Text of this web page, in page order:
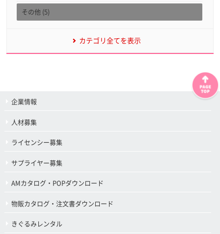
その他 (5)
カテゴリ全てを表示
企業情報
人材募集
ライセンシー募集
サプライヤー募集
AMカタログ・POPダウンロード
物販カタログ・注文書ダウンロード
きぐるみレンタル